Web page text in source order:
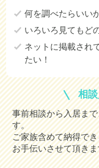
何を調べたらいい
いろいろ見てもど
ネットに掲載され
たい！
相
事前相談から入居ま
す。
ご家族含めて納得で
お手伝いさせて頂き